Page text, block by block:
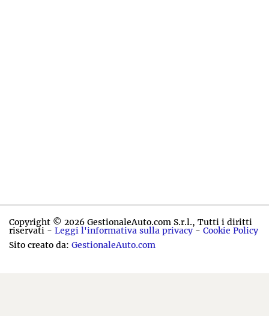
Copyright © 2026 GestionaleAuto.com S.r.l., Tutti i diritti
riservati - Leggi l'informativa sulla privacy- Cookie Policy
Sito creato da: GestionaleAuto.com